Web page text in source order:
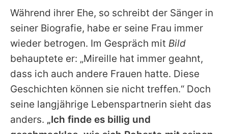
Während ihrer Ehe, so schreibt der Sänger in
seiner Biografie, habe er seine Frau immer
wieder betrogen. Im Gespräch mit Bild
behauptete er: „Mireille hat immer geahnt,
dass ich auch andere Frauen hatte. Diese
Geschichten können sie nicht treffen.“ Doch
seine langjährige Lebenspartnerin sieht das
anders. „Ich finde es billig und